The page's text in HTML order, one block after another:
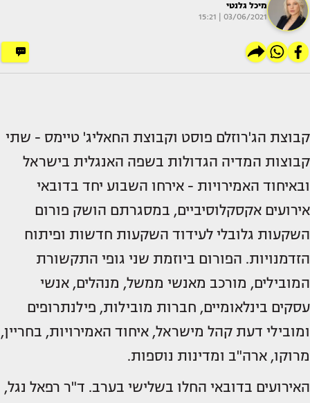
מיכל גלנטי
03/06/2021 | 15:21
קבוצת הג'רוזלם פוסט וקבוצת החאליג' טיימס - שתי
קבוצות המדיה הגדולות בשפה האנגלית בישראל
ובאיחוד האמירויות - אירחו השבוע יחד בדובאי
אירועים אקסקלוסיביים, במסגרתם הושק פורום
השקעות גלובלי לעידוד השקעות חדשות ופיתוח
הזדמנויות. הפורום ביוזמת שני גופי התקשורת
המובילים, מורכב מאנשי ממשל, מנהלים, אנשי
עסקים בינלאומיים, חברות מובילות, פילנתרופים
ומובילי דעת קהל מישראל, איחוד האמירויות, בחריין,
מרוקו, ארה"ב ומדינות נוספות.
האירועים בדובאי החלו בשלישי בערב. ד"ר רפאל נגל,